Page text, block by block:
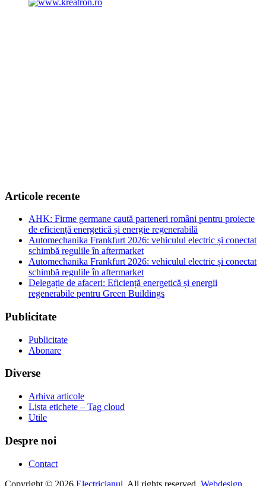
Articole recente
AHK: Firme germane caută parteneri români pentru proiecte
de eficiență energetică și energie regenerabilă
Automechanika Frankfurt 2026: vehiculul electric și conectat
schimbă regulile în aftermarket
Automechanika Frankfurt 2026: vehiculul electric și conectat
schimbă regulile în aftermarket
Delegație de afaceri: Eficiență energetică și energii
regenerabile pentru Green Buildings
Publicitate
Publicitate
Abonare
Diverse
Arhiva articole
Lista etichete – Tag cloud
Utile
Despre noi
Contact
Copyright © 2026 Electricianul . All rights reserved. Webdesign